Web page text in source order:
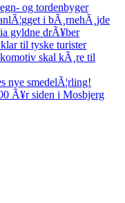
og tordenbyger
i bÃ¸rnehÃ¸jde
gyldne drÃ¥ber
til tyske turister
skal kÃ¸re til
nye smedelÃ¦rling!
Ã¥r siden i Mosbjerg